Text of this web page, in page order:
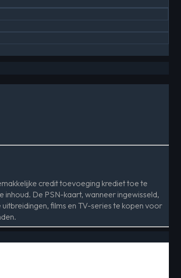
credit toevoeging krediet toe te
De PSN-kaart, wanneer ingewisseld,
films en TV-series te kopen voor